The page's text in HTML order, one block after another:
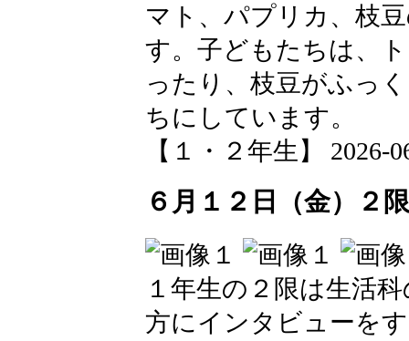
マト、パプリカ、枝
す。子どもたちは、
ったり、枝豆がふっ
ちにしています。
【１・２年生】 2026-
６月１２日（金）２
１年生の２限は生活
方にインタビューを